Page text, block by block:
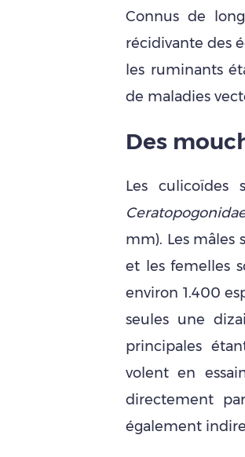
Connus de
récidivante des
les ruminants
de maladies
Des
Les culicoïdes
mm). Les mâles
et les femelles
environ 1.400
seules une
principales
volent en
directement
également